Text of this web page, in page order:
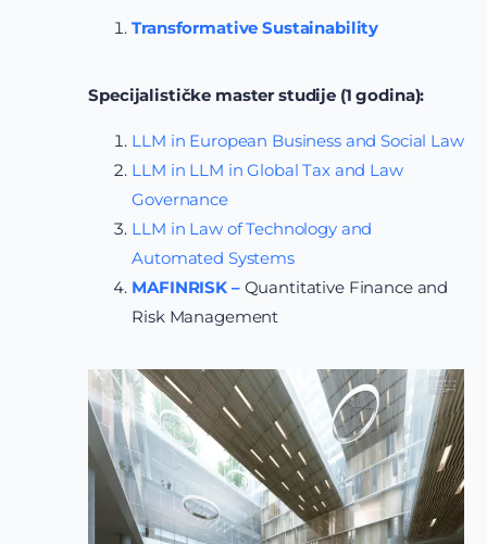
Transformative Sustainability
Specijalističke master studije (1 godina):
LLM in European Business and Social Law
LLM in LLM in Global Tax and Law
Governance
LLM in Law of Technology and
Automated Systems
MAFINRISK – Quantitative Finance and
Risk Management